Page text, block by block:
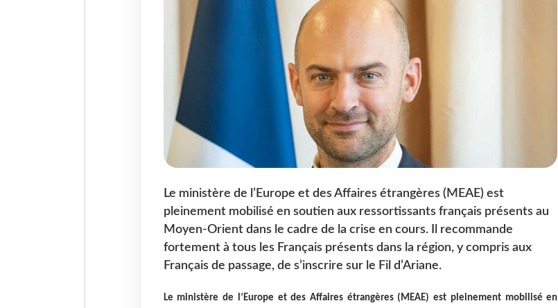
Le ministère de l’Europe et des Affaires étrangères (MEAE) est
pleinement mobilisé en soutien aux ressortissants français présents au
Moyen-Orient dans le cadre de la crise en cours. Il recommande
fortement à tous les Français présents dans la région, y compris aux
Français de passage, de s’inscrire sur le Fil d’Ariane.
Le ministère de l’Europe et des Affaires étrangères (MEAE) est pleinement mobilisé en